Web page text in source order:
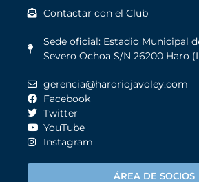
Contactar con el Club
Sede oficial: Estadio Municipal
Severo Ochoa S/N 26200 Haro
gerencia@haroriojavoley.com
Facebook
Twitter
YouTube
Instagram
ÁREA DE SOCIOS